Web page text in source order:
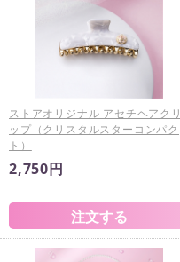
ストアオリジナル アセチヘアクリ
ップ（クリスタルスターコンパク
ト）
2,750円